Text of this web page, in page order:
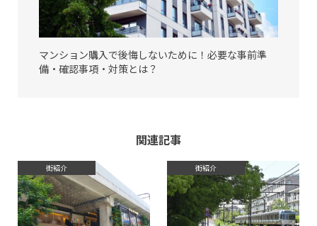
マンション購入で後悔しないために！必要な事前準
備・確認事項・対策とは？
関連記事
街紹介 街紹介